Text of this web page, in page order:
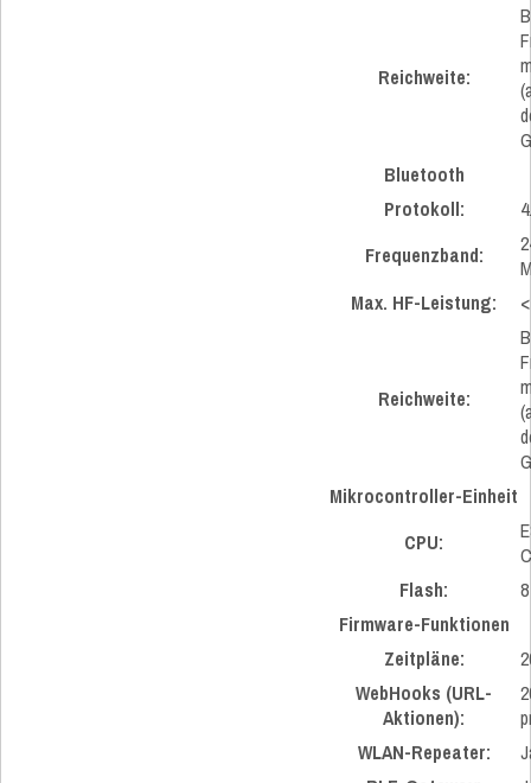
Reichweite:
Bluetooth
Protokoll:
Frequenzband:
Max. HF-Leistung:
Reichweite:
Mikrocontroller-Einheit
CPU:
Flash:
Firmware-Funktionen
Zeitpläne:
WebHooks (URL-
Aktionen):
WLAN-Repeater: